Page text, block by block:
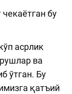
бу
асрлик
ва
ўтган. Бу
қатъий